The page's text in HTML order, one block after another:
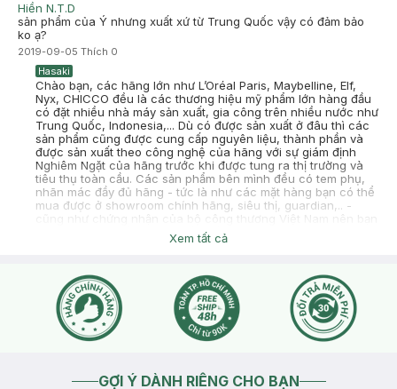
Hiền N.T.D
sản phẩm của Ý nhưng xuất xứ từ Trung Quốc vậy có đảm bảo
ko ạ?
2019-09-05 Thích 0
Hasaki
Chào bạn, các hãng lớn như L’Oréal Paris, Maybelline, Elf,
Nyx, CHICCO đều là các thương hiệu mỹ phẩm lớn hàng đầu
có đặt nhiều nhà máy sản xuất, gia công trên nhiều nước như
Trung Quốc, Indonesia,... Dù có được sản xuất ở đâu thì các
sản phẩm cũng được cung cấp nguyên liệu, thành phần và
được sản xuất theo công nghệ của hãng với sự giám định
Nghiêm Ngặt của hãng trước khi được tung ra thị trường và
tiêu thụ toàn cầu. Các sản phẩm bên mình đều có tem phụ,
nhãn mác đầy đủ hãng - tức là như các mặt hàng bạn có thể
mua được ở showroom chính hãng, siêu thị, guardian,.. -
cũng như chứng nhận của bộ công thương Việt Nam nên bạn
hoàn toàn có thể yên tâm về chất lượng cũng như sử dụng
sản phẩm bên mình nhé!Xem tất cả
GỢI Ý DÀNH RIÊNG CHO BẠN